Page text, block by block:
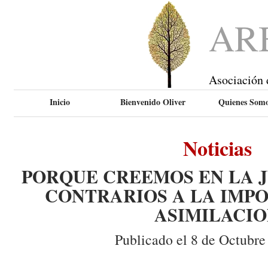
Asociación
Inicio Bienvenido Oliver Quienes
Noticias
PORQUE CREEMOS EN LA
CONTRARIOS A LA
Publicado el 8 de